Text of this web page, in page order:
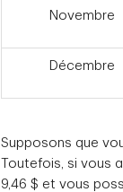
Novembre
Décembre
Supposons que
Toutefois, si vous
9,46 $ et vous